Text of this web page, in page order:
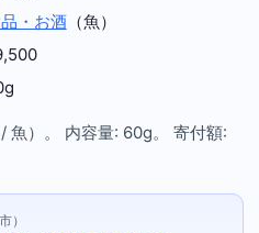
・お酒（魚）
魚）。 内容量: 60g。 寄付額:
）